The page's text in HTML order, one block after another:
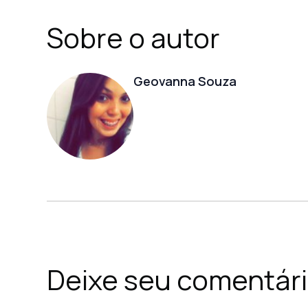
Sobre o autor
Geovanna Souza
Deixe seu